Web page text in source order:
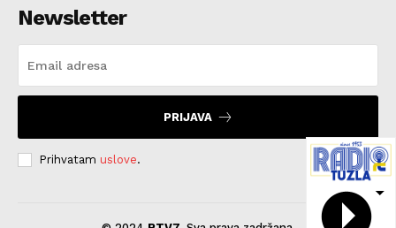
Newsletter
PRIJAVA
Prihvatam uslove.